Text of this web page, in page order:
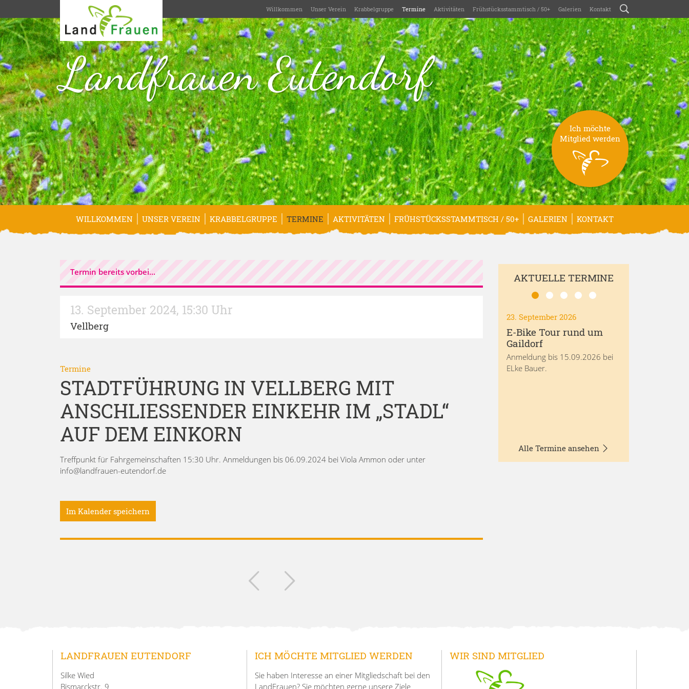
Willkommen Unser Verein Krabbelgruppe Termine Aktivitäten Frühstücksstammtisch / 50+ Galerien Kontakt
Landfrauen Eutendorf
Ich möchte
Mitglied werden
WILLKOMMEN UNSER VEREIN KRABBELGRUPPE TERMINE AKTIVITÄTEN FRÜHSTÜCKSSTAMMTISCH / 50+ GALERIEN KONTAKT
Termin bereits vorbei...
13. September 2024, 15:30 Uhr
Vellberg
Termine
STADTFÜHRUNG IN VELLBERG MIT
ANSCHLIESSENDER EINKEHR IM „STADL“ A
UF DEM EINKORN
Treffpunkt für Fahrgemeinschaften 15:30 Uhr. Anmeldungen bis 06.09.2024 bei Viola Ammon oder unter
info@landfrauen-eutendorf.de
Im Kalender speichern
AKTUELLE TERMINE
23. September 2026
E-Bike Tour rund um
Gaildorf
Anmeldung bis 15.09.2026 bei
ELke Bauer.
Alle Termine ansehen
LANDFRAUEN EUTENDORF
Silke Wied
Bismarckstr. 9
ICH MÖCHTE MITGLIED WERDEN
Sie haben Interesse an einer Mitgliedschaft bei den
LandFrauen? Sie möchten gerne unsere Ziele
WIR SIND MITGLIED